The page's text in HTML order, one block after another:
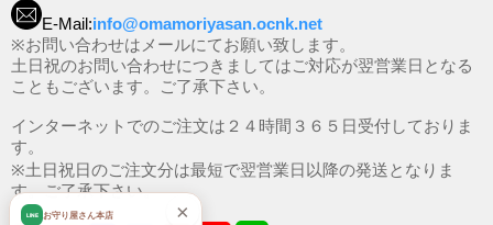
E-Mail:info@omamoriyasan.ocnk.net
※お問い合わせはメールにてお願い致します。
土日祝のお問い合わせにつきましてはご対応が翌営業日となる
こともございます。ご了承下さい。
インターネットでのご注文は２４時間３６５日受付しておりま
す。
※土日祝日のご注文分は最短で翌営業日以降の発送となりま
す。ご了承下さい。
×
LINE お守り屋さん本店